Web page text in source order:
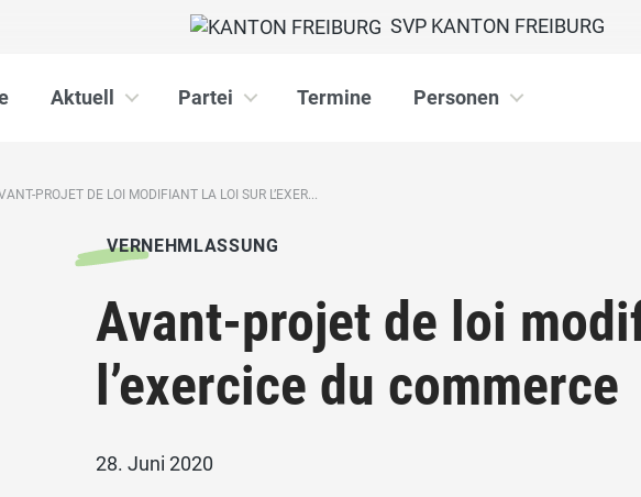
SVP KANTON FREIBURG
Aktuell Partei Termine Personen
PROJET DE LOI MODIFIANT LA LOI SUR L’EXER...
VERNEHMLASSUNG
Avant-projet de loi
l’exercice du commerce
28. Juni 2020